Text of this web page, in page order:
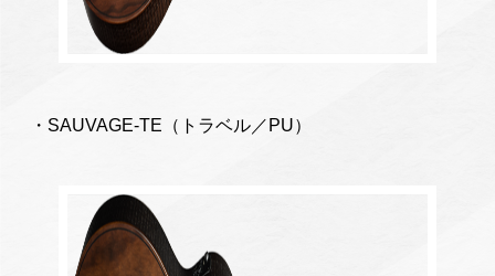
・SAUVAGE-TE（トラベル／PU）